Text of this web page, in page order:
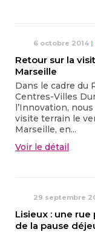
6 octobre 2014 |
Retour sur la
Marseille
Dans le cadre du
Centres-Villes
l’Innovation,
visite terrain le
Marseille, en...
Voir le détail
29 septembre
Lisieux : une
de la pause